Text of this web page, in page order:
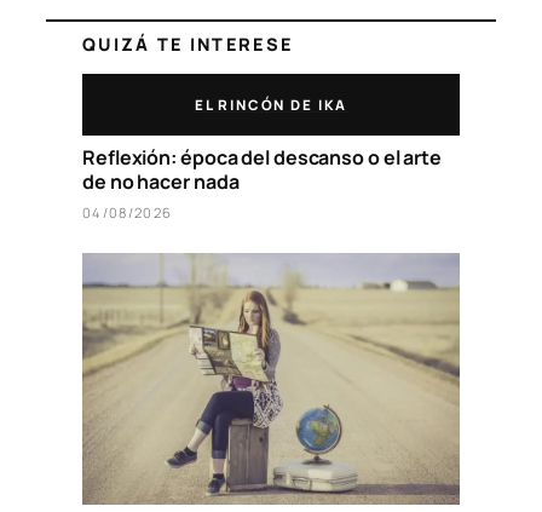
QUIZÁ TE INTERESE
EL RINCÓN DE IKA
Reflexión: época del descanso o el arte
de no hacer nada
04/08/2026